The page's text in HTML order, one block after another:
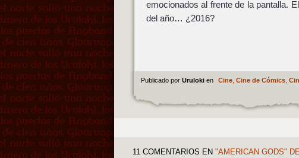
emocionados al frente de la pantalla.
del año… ¿2016?
Publicado por Uruloki en Cine, Cine de Cómics,
11 COMENTARIOS EN "AMERICAN GODS"